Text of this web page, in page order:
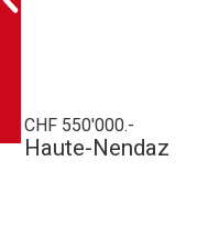
CHF 550'000.-
Haute-Nendaz